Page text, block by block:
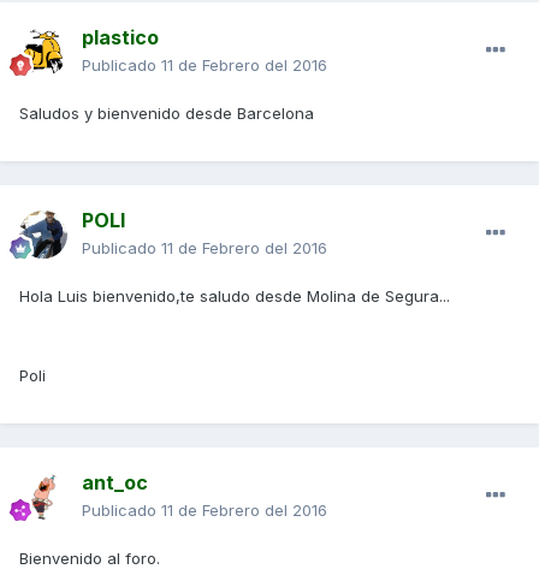
plastico
Publicado 11 de Febrero del 2016
Saludos y bienvenido desde Barcelona
POLI
Publicado 11 de Febrero del 2016
Hola Luis bienvenido,te saludo desde Molina de Segura...
Poli
ant_oc
Publicado 11 de Febrero del 2016
Bienvenido al foro.